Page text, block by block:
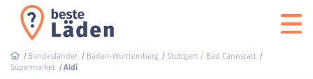
Bundesländer Baden-Württemberg
Stuttgart / Bad Cannstatt
Supermarket
Aldi